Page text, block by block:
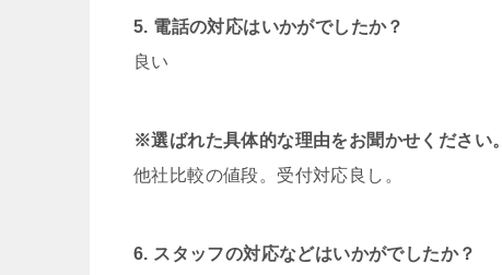
5. 電話の対応はいかがでしたか？
良い
※選ばれた具体的な理由をお聞かせください。
他社比較の値段。受付対応良し。
6. スタッフの対応などはいかがでしたか？